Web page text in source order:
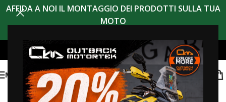
AFFIDA A NOI IL MONTAGGIO DEI PRODOTTI SULLA TUA
MOTO
MENU